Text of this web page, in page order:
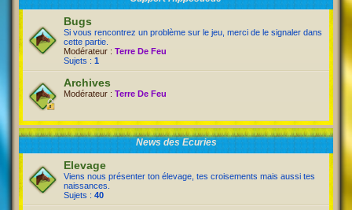
Bugs
Si vous rencontrez un problème sur le jeu, merci de le signaler dans
cette partie.
Modérateur : Terre De Feu
Sujets : 1
Archives
Modérateur : Terre De Feu
News des Ecuries
Elevage
Viens nous présenter ton élevage, tes croisements mais aussi tes
naissances.
Sujets : 40